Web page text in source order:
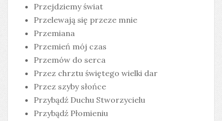
Przejdziemy świat
Przelewają się przeze mnie
Przemiana
Przemień mój czas
Przemów do serca
Przez chrztu świętego wielki dar
Przez szyby słońce
Przybądź Duchu Stworzycielu
Przybądź Płomieniu